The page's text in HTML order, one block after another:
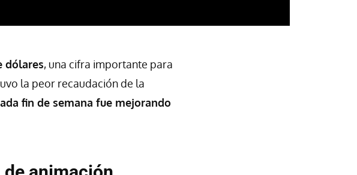
dólares, una cifra importante para
la peor recaudación de la
fin de semana fue mejorando